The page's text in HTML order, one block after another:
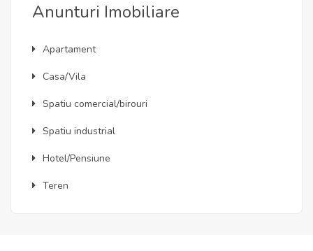
Anunturi Imobiliare
Apartament
Casa/Vila
Spatiu comercial/birouri
Spatiu industrial
Hotel/Pensiune
Teren